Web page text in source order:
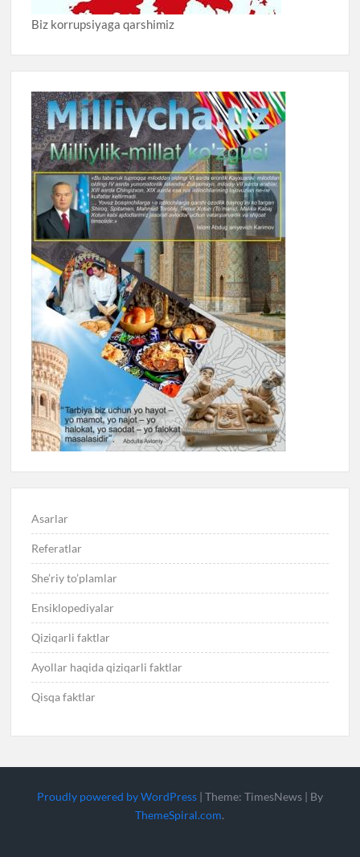
Biz korrupsiyaga qarshimiz
Asarlar
Referatlar
She’riy to’plamlar
Ensiklopediyalar
Qiziqarli faktlar
Ayollar haqida qiziqarli faktlar
Qisqa faktlar
Proudly powered by WordPress | Theme: TimesNews | By
ThemeSpiral.com.